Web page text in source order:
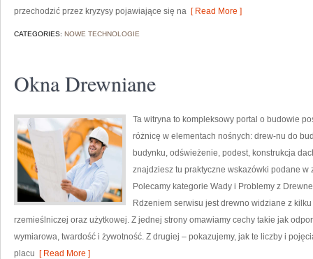
przechodzić przez kryzysy pojawiające się na [ Read More ]
CATEGORIES: NOWE TECHNOLOGIE
Okna Drewniane
Ta witryna to kompleksowy portal o budowie
różnicę w elementach nośnych: drew-nu do
budynku, odświeżenie, podest, konstrukcja
znajdziesz tu praktyczne wskazówki podane w
Polecamy kategorie Wady i Problemy z
Rdzeniem serwisu jest drewno widziane z
rzemieślniczej oraz użytkowej. Z jednej strony omawiamy cechy takie jak
wymiarowa, twardość i żywotność. Z drugiej – pokazujemy, jak te liczby i
placu [ Read More ]